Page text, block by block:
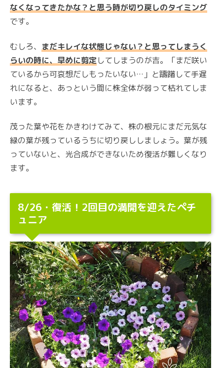
なくなってきたかな？と思う時が切り戻しのタイミング
です。
むしろ、 まだキレイな状態じゃない？と思ってしまうく
らいの時に、早めに剪定してしまうのが吉。「まだ咲い
ているから可哀想だしもったいない…」と躊躇して手遅
れになると、あっという間に株全体が弱って枯れてしま
います。
茂った葉や花をかきわけてみて、株の根元にまだ元気な
緑の葉が残っているうちに切り戻ししましょう。葉が残
っていないと、光合成ができないため復活が難しくなり
ます。
8/26・復活！2回目の満開を迎えたペチ
ュニア